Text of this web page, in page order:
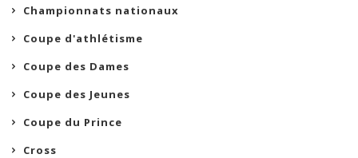
Championnats nationaux
Coupe d'athlétisme
Coupe des Dames
Coupe des Jeunes
Coupe du Prince
Cross